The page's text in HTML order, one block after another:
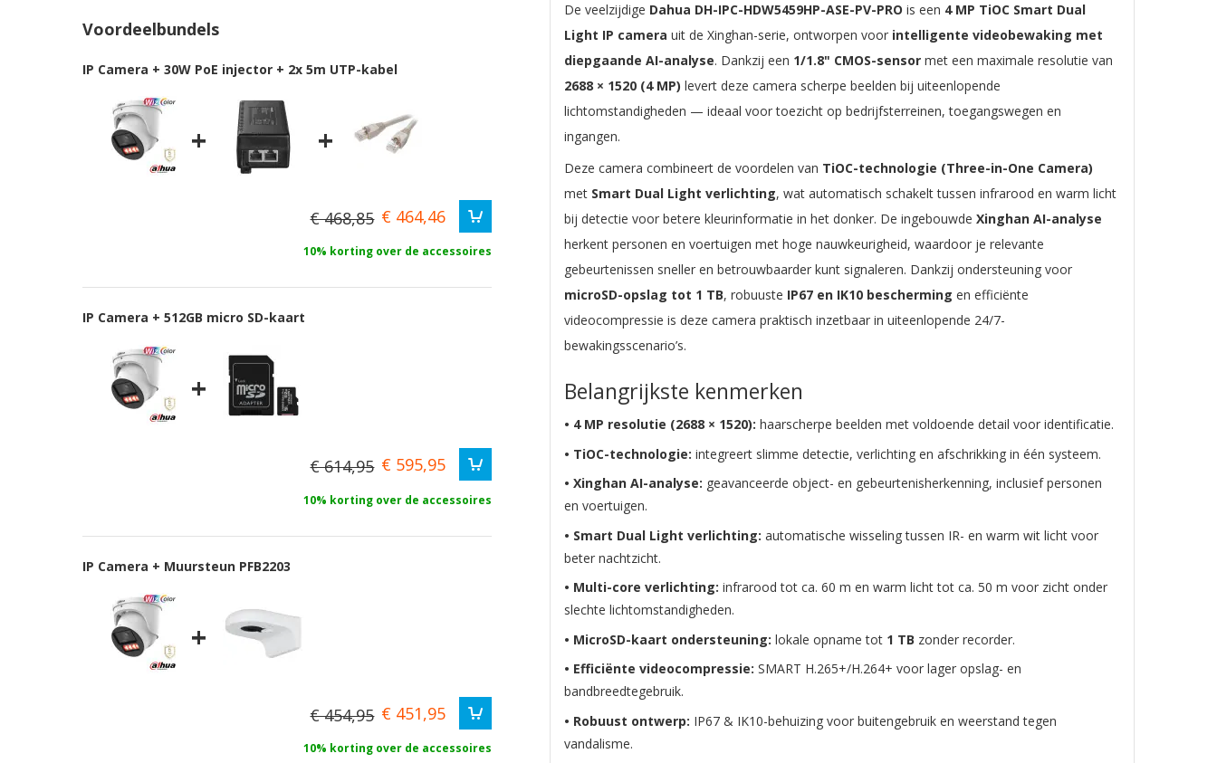
het
afbeeldingen-
gallerij
Voordeelbundels
IP Camera + 30W PoE injector + 2x 5m UTP-kabel
+ +
€ 468,85 € 464,46
10% korting over de accessoires
IP Camera + 512GB micro SD-kaart
+
€ 614,95 € 595,95
10% korting over de accessoires
IP Camera + Muursteun PFB2203
+
€ 454,95 € 451,95
10% korting over de accessoires
De veelzijdige Dahua DH-IPC-HDW5459HP-ASE-PV-PRO is een 4 MP TiOC Smart Dual
Light IP camera uit de Xinghan-serie, ontworpen voor intelligente videobewaking met
diepgaande AI-analyse. Dankzij een 1/1.8" CMOS-sensor met een maximale resolutie van
2688 × 1520 (4 MP) levert deze camera scherpe beelden bij uiteenlopende
lichtomstandigheden — ideaal voor toezicht op bedrijfsterreinen, toegangswegen en
ingangen.
Deze camera combineert de voordelen van TiOC-technologie (Three-in-One Camera)
met Smart Dual Light verlichting, wat automatisch schakelt tussen infrarood en warm licht
bij detectie voor betere kleurinformatie in het donker. De ingebouwdeXinghan AI-analyse
herkent personen en voertuigen met hoge nauwkeurigheid, waardoor je relevante
gebeurtenissen sneller en betrouwbaarder kunt signaleren. Dankzij ondersteuning voor
microSD-opslag tot 1 TB, robuuste IP67 en IK10 bescherming en efficiënte
videocompressie is deze camera praktisch inzetbaar in uiteenlopende 24/7-
bewakingsscenario’s.
Belangrijkste kenmerken
• 4 MP resolutie (2688 × 1520): haarscherpe beelden met voldoende detail voor identificatie.
• TiOC-technologie: integreert slimme detectie, verlichting en afschrikking in één systeem.
• Xinghan AI-analyse: geavanceerde object- en gebeurtenisherkenning, inclusief personen
en voertuigen.
• Smart Dual Light verlichting: automatische wisseling tussen IR- en warm wit licht voor
beter nachtzicht.
• Multi-core verlichting: infrarood tot ca. 60 m en warm licht tot ca. 50 m voor zicht onder
slechte lichtomstandigheden.
• MicroSD-kaart ondersteuning: lokale opname tot 1 TB zonder recorder.
• Efficiënte videocompressie: SMART H.265+/H.264+ voor lager opslag- en
bandbreedtegebruik.
• Robuust ontwerp: IP67 & IK10-behuizing voor buitengebruik en weerstand tegen
vandalisme.